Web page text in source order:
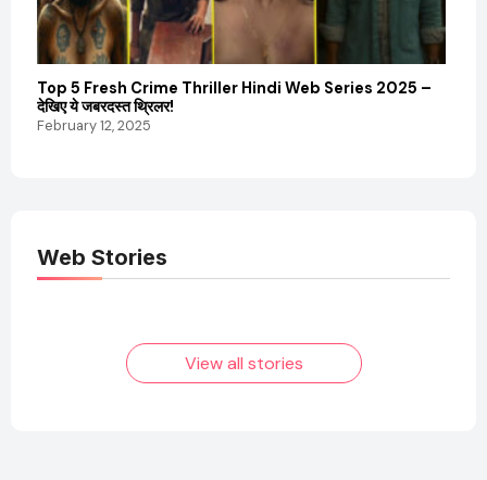
Top 5 Fresh Crime Thriller Hindi Web Series 2025 –
देखिए ये जबरदस्त थ्रिलर!
February 12, 2025
Web Stories
Elvish Yadav: एक
आम लड़के से यूट्यूबर
फिल्मों का जादू और उनका
View all stories